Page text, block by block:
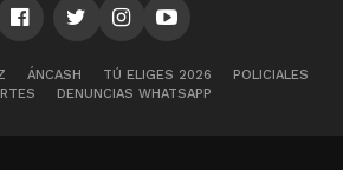
ÁNCASH TÚ ELIGES 2026
POLICIALES
DENUNCIAS WHATSAPP